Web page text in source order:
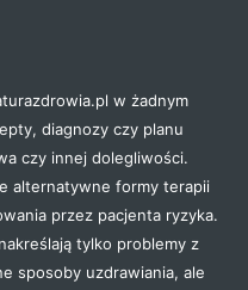
w żadnym
diagnozy czy planu
czy innej dolegliwości.
alternatywne formy terapii
przez pacjenta ryzyka.
tylko problemy z
sposoby uzdrawiania, ale